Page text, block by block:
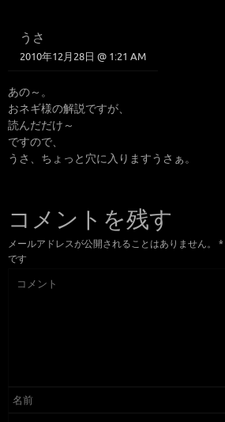
うさ
2010年12月28日 @ 1:21 AM
あの～。
おネギ様の解説ですが、
読んだだけ～
ですので、
うさ、ちょっと穴に入りますうさぁ。
コメントを残す
メールアドレスが公開されることはありません。 *
です